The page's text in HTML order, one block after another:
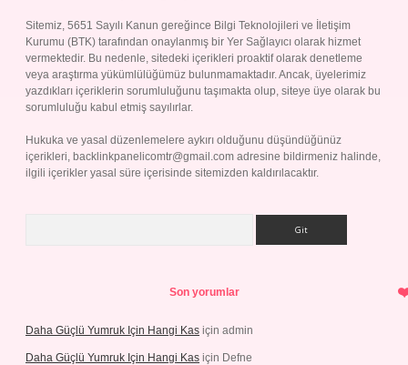
Sitemiz, 5651 Sayılı Kanun gereğince Bilgi Teknolojileri ve İletişim
Kurumu (BTK) tarafından onaylanmış bir Yer Sağlayıcı olarak hizmet
vermektedir. Bu nedenle, sitedeki içerikleri proaktif olarak denetleme
veya araştırma yükümlülüğümüz bulunmamaktadır. Ancak, üyelerimiz
yazdıkları içeriklerin sorumluluğunu taşımakta olup, siteye üye olarak bu
sorumluluğu kabul etmiş sayılırlar.
Hukuka ve yasal düzenlemelere aykırı olduğunu düşündüğünüz
içerikleri, backlinkpanelicomtr@gmail.com adresine bildirmeniz halinde,
ilgili içerikler yasal süre içerisinde sitemizden kaldırılacaktır.
Son yorumlar
Daha Güçlü Yumruk Için Hangi Kas için admin
Daha Güçlü Yumruk Için Hangi Kas için Defne